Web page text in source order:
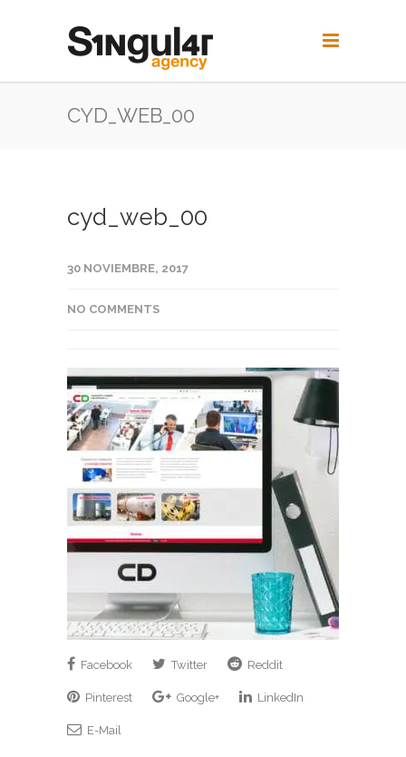
CYD_WEB_00
cyd_web_00
30 NOVIEMBRE, 2017
NO COMMENTS
Facebook Twitter Reddit
Pinterest Google+ LinkedIn
E-Mail